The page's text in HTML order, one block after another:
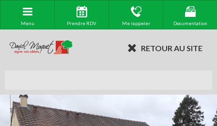
Menu Prendre RDV Me rappeler Documentation
RETOUR AU SITE